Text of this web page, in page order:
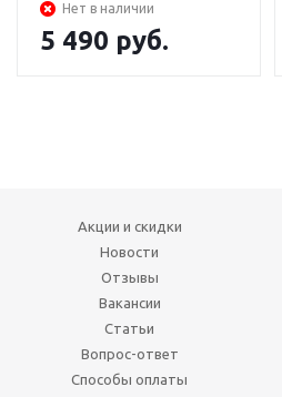
Нет в наличии
5 490 руб.
Акции и скидки
Новости
Отзывы
Вакансии
Статьи
Вопрос-ответ
Способы оплаты